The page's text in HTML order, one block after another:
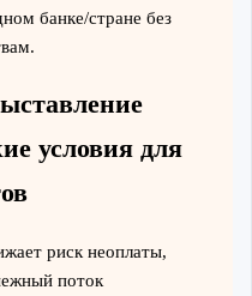
банке/стране без
условия для
риск неоплаты,
поток